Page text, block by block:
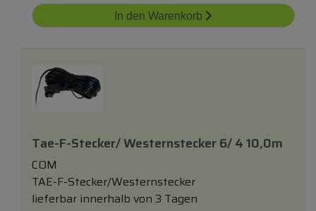
In den Warenkorb
Tae-F-Stecker/ Westernstecker 6/ 4 10,0m
COM
TAE-F-Stecker/Westernstecker
lieferbar innerhalb von 3 Tagen